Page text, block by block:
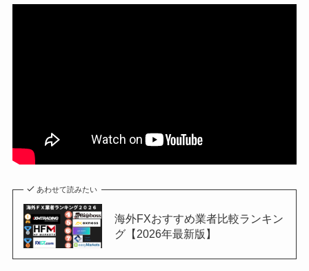
あわせて読みたい
海外FXおすすめ業者比較ランキン
グ【2026年最新版】